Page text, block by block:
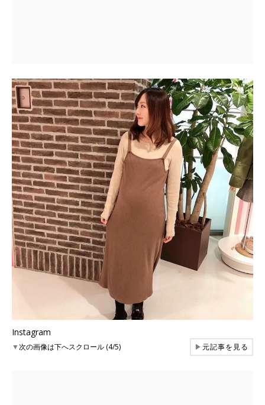
Instagram
▼次の画像は下へスクロール (4/5) ▶元記事を見る